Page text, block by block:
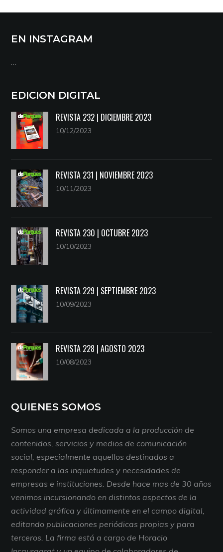
EN INSTAGRAM
EDICION DIGITAL
REVISTA 232 | DICIEMBRE 2023
10/12/2023
REVISTA 231 | NOVIEMBRE 2023
10/11/2023
REVISTA 230 | OCTUBRE 2023
10/10/2023
REVISTA 229 | SEPTIEMBRE 2023
10/09/2023
REVISTA 228 | AGOSTO 2023
10/08/2023
QUIENES SOMOS
Somos una empresa dedicada a la producción de
contenidos, servicios y medios de comunicación
social, especialmente aquellos destinados a
responder a las inquietudes y necesidades de
empresas e instituciones. Desde hace mas de 30 años
venimos incursionando en distintos aspectos de la
actividad gráfica y últimamente en el campo digital,
editando publicaciones periódicas propias y para
terceros. La firma está a cargo de Horacio